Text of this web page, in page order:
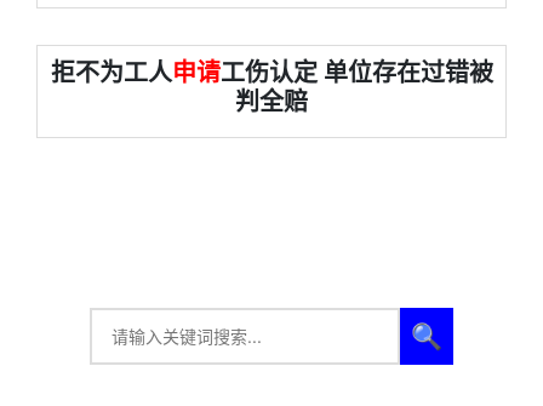
拒不为工人申请工伤认定 单位存在过错被
判全赔
🔍